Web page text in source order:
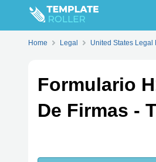
Home Legal United States Legal
Formulario
De Firmas -